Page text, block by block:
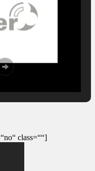
class=““]